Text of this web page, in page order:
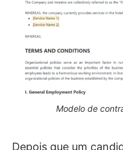
Modelo de
Depois que um